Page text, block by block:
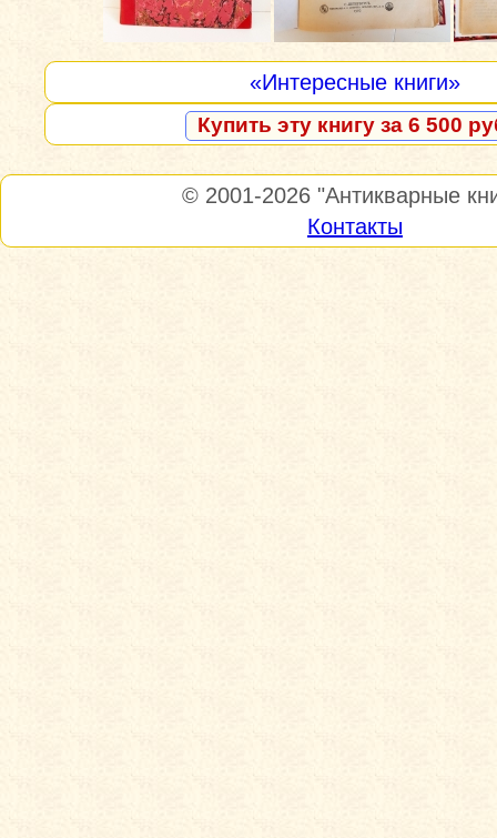
«Интересные книги»
Купить эту книгу за 6 500
© 2001-2026 "Антикварные
Контакты